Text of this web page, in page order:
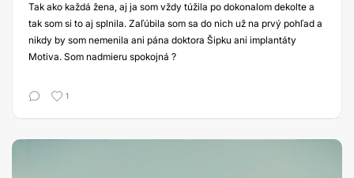
Tak ako každá žena, aj ja som vždy túžila po dokonalom dekolte a
tak som si to aj splnila. Zaľúbila som sa do nich už na prvý pohľad a
nikdy by som nemenila ani pána doktora Šipku ani implantáty
Motiva. Som nadmieru spokojná ?
1